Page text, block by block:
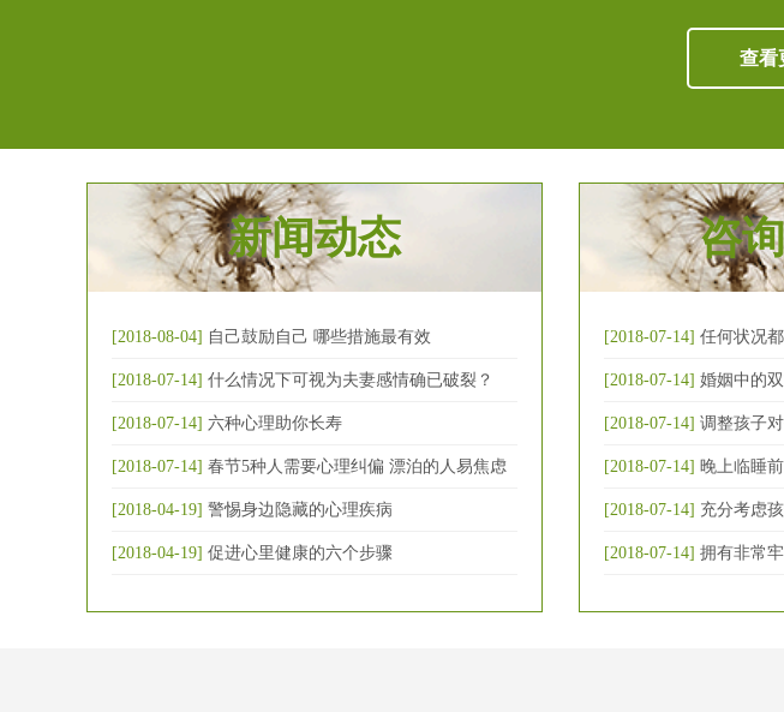
查看
新闻动态
[2018-08-04] 自己鼓励自己 哪些措施最有效
[2018-07-14] 什么情况下可视为夫妻感情确已破裂？
[2018-07-14] 六种心理助你长寿
[2018-07-14] 春节5种人需要心理纠偏 漂泊的人易焦虑
[2018-04-19] 警惕身边隐藏的心理疾病
[2018-04-19] 促进心里健康的六个步骤
咨
[2018-07-14] 任何状况
[2018-07-14] 婚姻中的
[2018-07-14] 调整孩子
[2018-07-14] 晚上临睡
[2018-07-14] 充分考虑
[2018-07-14] 拥有非常